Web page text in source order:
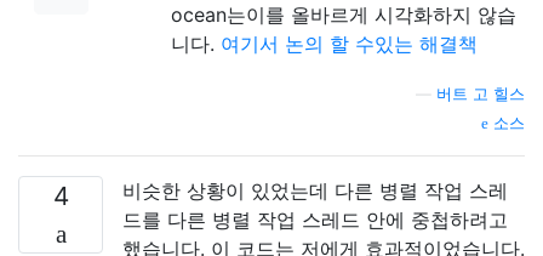
ocean는이를 올바르게 시각화하지 않습
니다. 여기서 논의 할 수있는 해결책
버트 고 힐스
소스
4
비슷한 상황이 있었는데 다른 병렬 작업 스레
드를 다른 병렬 작업 스레드 안에 중첩하려고
했습니다. 이 코드는 저에게 효과적이었습니다.